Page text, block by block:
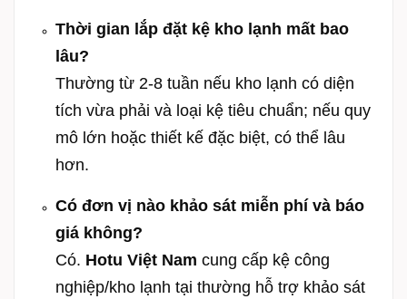
Thời gian lắp đặt kệ kho lạnh mất bao
lâu?
Thường từ 2-8 tuần nếu kho lạnh có diện
tích vừa phải và loại kệ tiêu chuẩn; nếu quy
mô lớn hoặc thiết kế đặc biệt, có thể lâu
hơn.
Có đơn vị nào khảo sát miễn phí và báo
giá không?
Có. Hotu Việt Nam cung cấp kệ công
nghiệp/kho lạnh tại thường hỗ trợ khảo sát